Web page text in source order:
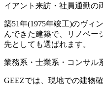
イアント来訪・社員通勤の
築51年(1975年竣工)のヴィ
んできた建築で、リノベー
先としても選ばれます。
業務系・士業系・コンサル
GEEZでは、現地での建物